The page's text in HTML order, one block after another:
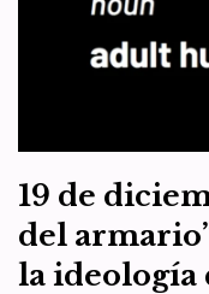
19 de
del
la ideología